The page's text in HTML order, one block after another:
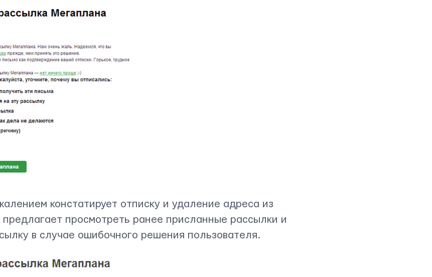
констатирует отписку и удаление адреса из
просмотреть ранее присланные рассылки и
в случае ошибочного решения пользователя.